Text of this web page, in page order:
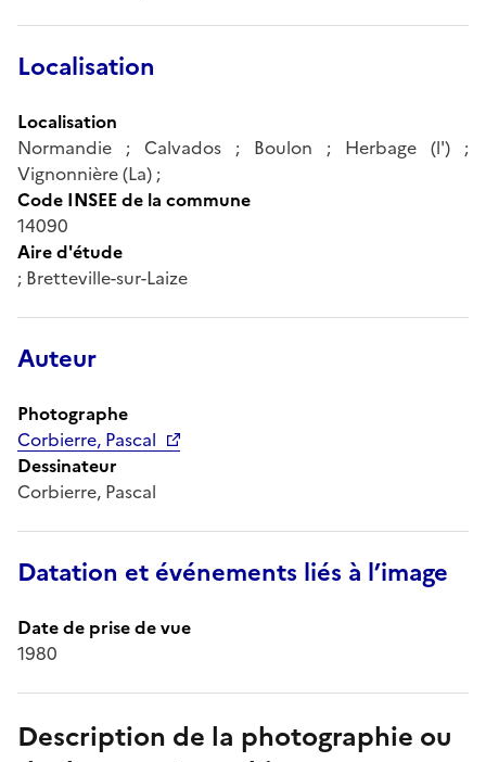
Localisation
Localisation
Normandie ; Calvados ; Boulon ; Herbage (l') ;
Vignonnière (La) ;
Code INSEE de la commune
14090
Aire d'étude
; Bretteville-sur-Laize
Auteur
Photographe
Corbierre, Pascal
Dessinateur
Corbierre, Pascal
Datation et événements liés à l’image
Date de prise de vue
1980
Description de la photographie ou